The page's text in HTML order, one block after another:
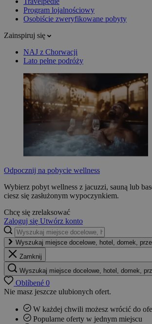
Program lojalnościowy
Osobiście zweryfikowane pobyty
Zainspiruj się
NAJ z Chorwacji
Lato pełne podróży
Odpocznij na pobycie wellness
Wybierz pobyt wellness z jacuzzi, sauną lub
ciesz się zasłużonym wypoczynkiem.
Chcę się zrelaksować
Zaloguj się Utwórz konto
Wyszukaj miejsce docelowe, hotel, domek,
Zamknij
Wyszukaj miejsce docelowe, hotel, domek,
Oblíbené 0
Nie masz jeszcze ulubionych ofert.
W każdej chwili możesz wrócić do
Popularne oferty w jednym miejscu